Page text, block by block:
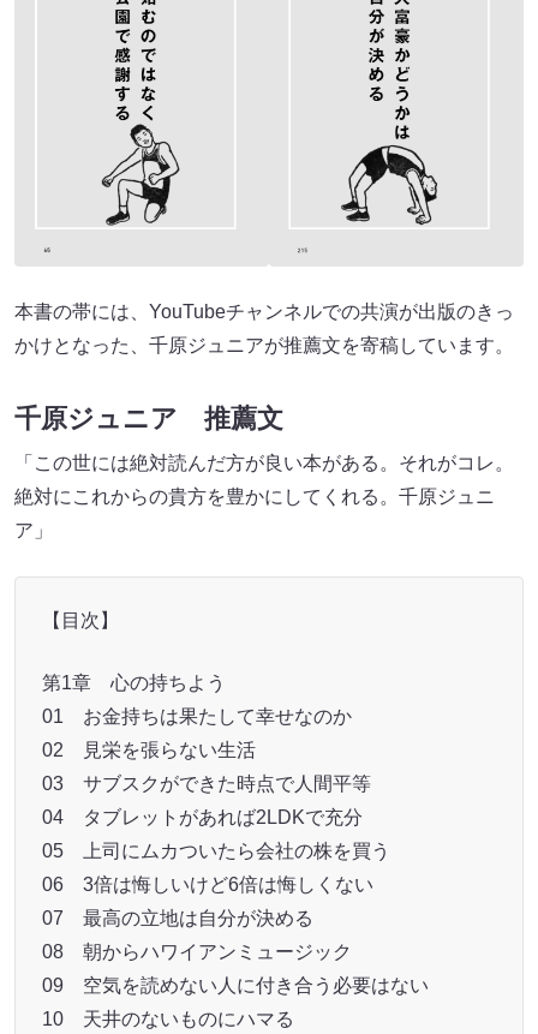
本書の帯には、YouTubeチャンネルでの共演が出版のきっ
かけとなった、千原ジュニアが推薦文を寄稿しています。
千原ジュニア 推薦文
「この世には絶対読んだ方が良い本がある。それがコレ。
絶対にこれからの貴方を豊かにしてくれる。千原ジュニ
ア」
【目次】
第1章 心の持ちよう
01 お金持ちは果たして幸せなのか
02 見栄を張らない生活
03 サブスクができた時点で人間平等
04 タブレットがあれば2LDKで充分
05 上司にムカついたら会社の株を買う
06 3倍は悔しいけど6倍は悔しくない
07 最高の立地は自分が決める
08 朝からハワイアンミュージック
09 空気を読めない人に付き合う必要はない
10 天井のないものにハマる